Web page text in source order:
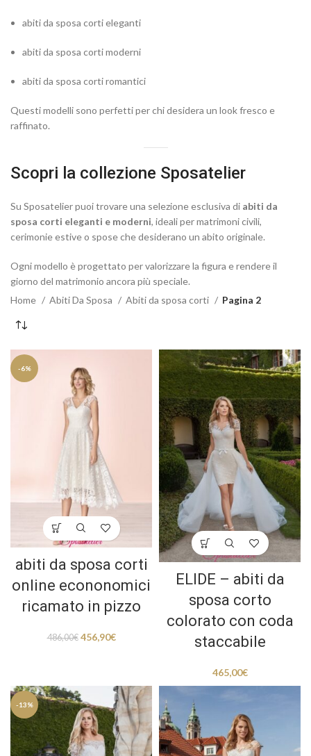
abiti da sposa corti eleganti
abiti da sposa corti moderni
abiti da sposa corti romantici
Questi modelli sono perfetti per chi desidera un look fresco e
raffinato.
Scopri la collezione Sposatelier
Su Sposatelier puoi trovare una selezione esclusiva di abiti da
sposa corti eleganti e moderni, ideali per matrimoni civili,
cerimonie estive o spose che desiderano un abito originale.
Ogni modello è progettato per valorizzare la figura e rendere il
giorno del matrimonio ancora più speciale.
Home
Abiti Da Sposa Abiti da sposa corti Pagina 2
-6%
abiti da sposa corti
online econonomici
ricamato in pizzo
486,00€ 456,90€
ELIDE – abiti da
sposa corto
colorato con coda
staccabile
465,00€
-13%